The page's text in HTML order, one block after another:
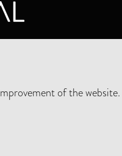
of the website.